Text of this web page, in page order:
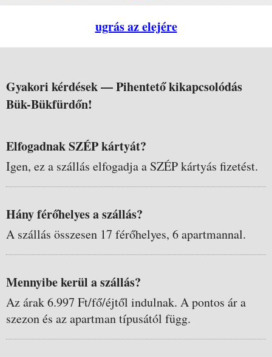
ugrás az elejére
Gyakori kérdések —Pihentető kikapcsolódás
Bük-Bükfürdőn!
Elfogadnak SZÉP kártyát?
Igen, ez a szállás elfogadja a SZÉP kártyás fizetést.
Hány férőhelyes a szállás?
A szállás összesen 17 férőhelyes, 6 apartmannal.
Mennyibe kerül a szállás?
Az árak 6.997 Ft/fő/éjtől indulnak. A pontos ár a
szezon és az apartman típusától függ.